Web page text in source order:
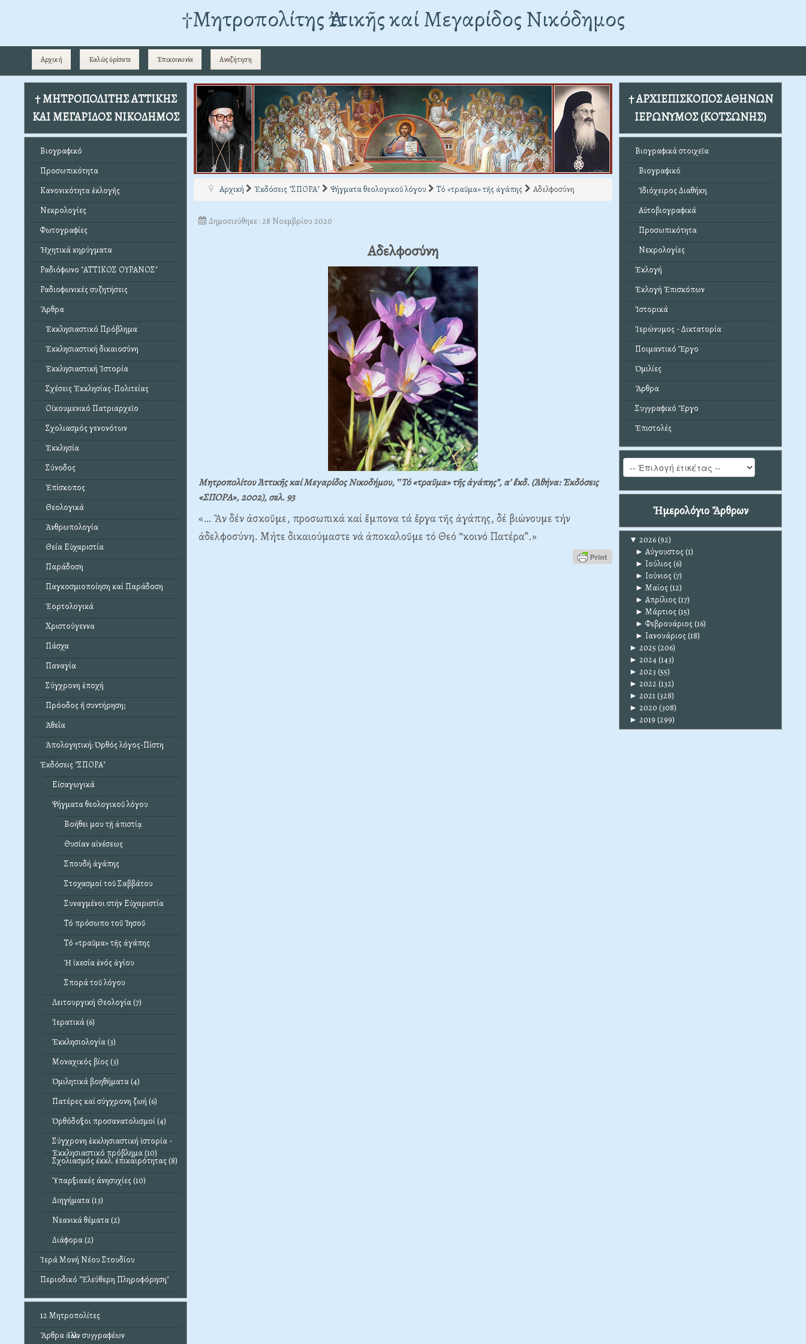
†Mητροπολίτης Ἀττικῆς καί Μεγαρίδος Νικόδημος
Αρχική Καλῶς ὁρίσατε Ἐπικοινωνία Αναζήτηση
† ΜΗΤΡΟΠΟΛΙΤΗΣ ΑΤΤΙΚΗΣ
ΚΑΙ ΜΕΓΑΡΙΔΟΣ ΝΙΚΟΔΗΜΟΣ
Βιογραφικό
Προσωπικότητα
Κανονικότητα ἐκλογῆς
Νεκρολογίες
Φωτογραφίες
Ἠχητικά κηρύγματα
Ραδιόφωνο "ΑΤΤΙΚΟΣ ΟΥΡΑΝΟΣ"
Ραδιοφωνικές συζητήσεις
Ἄρθρα
Ἐκκλησιαστικό Πρόβλημα
Ἐκκλησιαστική δικαιοσύνη
Ἐκκλησιαστική Ἱστορία
Σχέσεις Ἐκκλησίας-Πολιτείας
Οἰκουμενικό Πατριαρχεῖο
Σχολιασμός γενονότων
Ἐκκλησία
Σύνοδος
Ἐπίσκοπος
Θεολογικά
Ἀνθρωπολογία
Θεία Εὐχαριστία
Παράδοση
Παγκοσμιοποίηση καί Παράδοση
Ἑορτολογικά
Χριστούγεννα
Πάσχα
Παναγία
Σύγχρονη ἐποχή
Πρόοδος ἤ συντήρηση;
Ἀθεΐα
Ἀπολογητική: Ὀρθός λόγος-Πίστη
Ἐκδόσεις "ΣΠΟΡΑ"
Εἰσαγωγικά
Ψήγματα θεολογικοῦ λόγου
Βοήθει μου τῇ ἀπιστίᾳ
Θυσίαν αἰνέσεως
Σπουδή ἀγάπης
Στοχασμοί τοῦ Σαββάτου
Συναγμένοι στήν Εὐχαριστία
Τό πρόσωπο τοῦ Ἰησοῦ
Τό «τραῦμα» τῆς ἀγάπης
Ἡ ἱκεσία ἑνός ἁγίου
Σπορά τοῦ λόγου
Λειτουργική Θεολογία (7)
Ἱερατικά (6)
Ἐκκλησιολογία (3)
Μοναχικός βίος (3)
Ὁμιλητικά βοηθήματα (4)
Πατέρες καί σύγχρονη ζωή (6)
Ὀρθόδοξοι προσανατολισμοί (4)
Σύγχρονη ἐκκλησιαστική ἱστορία -
Ἐκκλησιαστικό πρόβλημα (10)
Σχολιασμός ἐκκλ. ἐπικαιρότητας (8)
Ὑπαρξιακές άνησυχίες (10)
Διηγήματα (13)
Νεανικά θέματα (2)
Διάφορα (2)
Ἱερά Μονή Νέου Στουδίου
Περιοδικό "Ἐλεύθερη Πληροφόρηση"
12 Μητροπολίτες
Ἄρθρα ἄλλων συγγραφέων
Αρχική Ἐκδόσεις "ΣΠΟΡΑ" Ψήγματα θεολογικοῦ λόγου Τό «τραῦμα» τῆς ἀγάπης Αδελφοσύνη
Δημοσιεύθηκε : 28 Νοεμβρίου 2020
Αδελφοσύνη
Μητροπολίτου Ἀττικῆς καί Μεγαρίδος Νικοδήμου, ‟Τό «τραῦμα» τῆς ἀγάπης”, α’ ἔκδ. (Ἀθήνα: Ἐκδόσεις
«ΣΠΟΡΑ», 2002), σελ. 93
«… Ἂν δέν ἀσκοῦμε, προσωπικά καί ἔμπονα τά ἔργα τῆς ἀγάπης, δέ βιώνουμε τήν
ἀδελφοσύνη. Μήτε δικαιούμαστε νά ἀποκαλοῦμε τό Θεό “κοινό Πατέρα”.»
† ΑΡΧΙΕΠΙΣΚΟΠΟΣ ΑΘΗΝΩΝ
ΙΕΡΩΝΥΜΟΣ (ΚΟΤΣΩΝΗΣ)
Βιογραφικά στοιχεῖα
Βιογραφικό
Ἰδιόχειρος Διαθήκη
Αὐτοβιογραφικά
Προσωπικότητα
Νεκρολογίες
Ἐκλογή
Ἐκλογή Ἐπισκόπων
Ἱστορικά
Ἱερώνυμος - Δικτατορία
Ποιμαντικό Ἔργο
Ὁμιλίες
Ἄρθρα
Συγγραφικό Ἔργο
Ἐπιστολές
Ἡμερολόγιο Ἄρθρων
▼ 2026(92)
► Αύγουστος (1)
► Ιούλιος (6)
► Ιούνιος (7)
► Μαϊος (12)
► Απρίλιος (17)
► Μάρτιος (15)
► Φεβρουάριος (16)
► Ιανουάριος (18)
► 2025 (206)
► 2024(143)
► 2023 (55)
► 2022(132)
► 2021(328)
► 2020 (308)
► 2019 (299)